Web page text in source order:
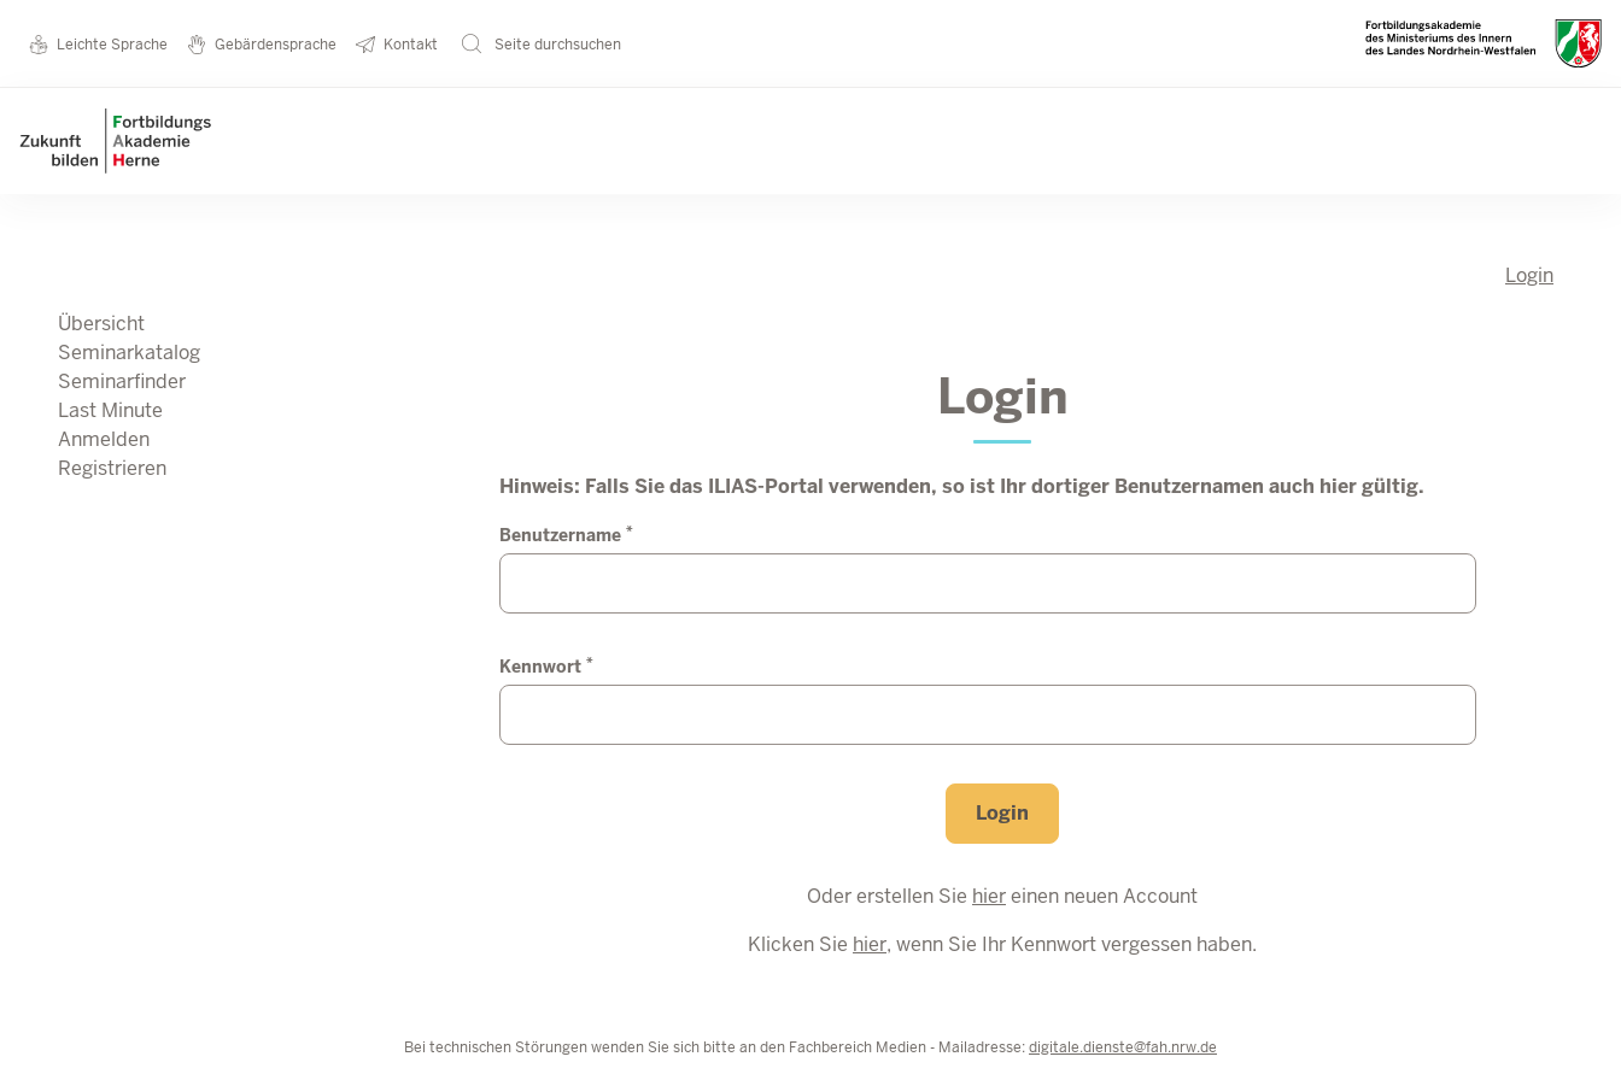
Metanavigation
Leichte Sprache Gebärdensprache Kontakt Seite durchsuchen
Login
Übersicht
Seminarkatalog
Seminarfinder
Last Minute
Anmelden
Registrieren
Login
Hinweis: Falls Sie das ILIAS-Portal verwenden, so ist Ihr dortiger Benutzernamen auch hier gültig.
Benutzername *
Kennwort *
Login
Oder erstellen Sie hiereinen neuen Account
Klicken Sie hier, wenn Sie Ihr Kennwort vergessen haben.
Bei technischen Störungen wenden Sie sich bitte an den Fachbereich Medien - Mailadresse:digitale.dienste@fah.nrw.de